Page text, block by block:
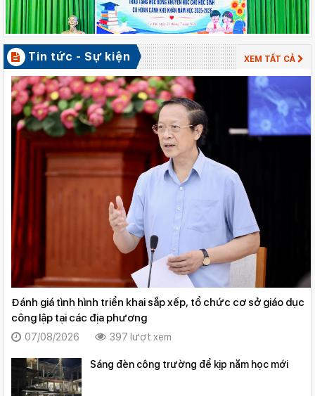
Gieo mầm hiếu học nơi vùng xa
Tin tức - Sự kiện XEM TẤT CẢ
Đánh giá tình hình triển khai sắp xếp, tổ chức cơ sở giáo dục
công lập tại các địa phương
07/08/2026 397 lượt xem
Sáng đèn công trường để kịp năm học mới